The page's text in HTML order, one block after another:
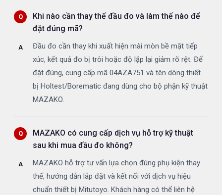
Khi nào cần thay thế đầu đo và làm thế nào để
đặt đúng mã?
Đầu đo cần thay khi xuất hiện mài mòn bề mặt tiếp
xúc, kết quả đo bị trôi hoặc độ lặp lại giảm rõ rệt. Để
đặt đúng, cung cấp mã 04AZA751 và tên dòng thiết
bị Holtest/Borematic đang dùng cho bộ phận kỹ thuật
MAZAKO.
MAZAKO có cung cấp dịch vụ hỗ trợ kỹ thuật
sau khi mua đầu đo không?
MAZAKO hỗ trợ tư vấn lựa chọn đúng phụ kiện thay
thế, hướng dẫn lắp đặt và kết nối với dịch vụ hiệu
chuẩn thiết bị Mitutoyo. Khách hàng có thể liên hệ